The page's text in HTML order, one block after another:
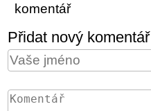
komentář
Přidat nový komentář